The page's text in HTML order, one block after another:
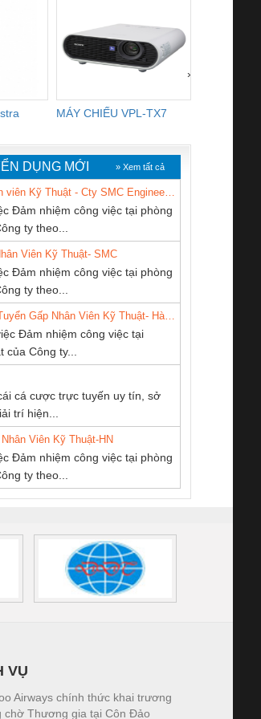
MÁY CHIẾU VPL-TX7
›
giám sát chuỗi
tấm pin
16I+
L (2433950000)
Bộ giám sát dòng
TRANSCLINIC 16I+
(2008130000)
TRANSCLINIC
BKE 1K5.4
Giá
Nẹp nhôm chống
trơn Đà Nẵng
CONG TY TNHH
TM-DV DAI DONG
THANH
CÔNG TY TNHH
SUPPLY
PHẦN DÂY VÀ
CÁP ĐIỆN
THƯỢNG ĐÌNH
KINH DOANH
DỤNG MỚI » Xem tất cả
Đảm nhiệm công việc tại phòng
ty theo...
Viên Kỹ Thuật- SMC
Đảm nhiệm công việc tại phòng
ty theo...
Đảm nhiệm công việc tại
của Công ty...
cá cược trực tuyến uy tín, sở
trí hiện...
Viên Kỹ Thuật-HN
Đảm nhiệm công việc tại phòng
ty theo...
VỤ
Airways chính thức khai trương
chờ Thương gia tại Côn Đảo